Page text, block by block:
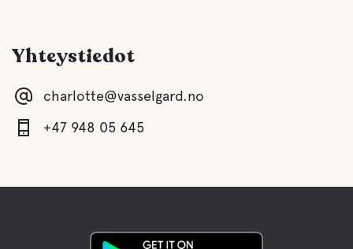
Yhteystiedot
charlotte@vasselgard.no
+47 948 05 645